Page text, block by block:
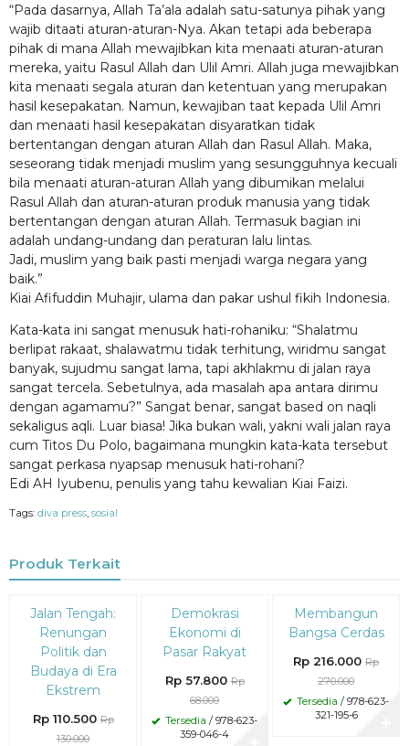
“Pada dasarnya, Allah Ta’ala adalah satu-satunya pihak yang
wajib ditaati aturan-aturan-Nya. Akan tetapi ada beberapa
pihak di mana Allah mewajibkan kita menaati aturan-aturan
mereka, yaitu Rasul Allah dan Ulil Amri. Allah juga mewajibkan
kita menaati segala aturan dan ketentuan yang merupakan
hasil kesepakatan. Namun, kewajiban taat kepada Ulil Amri
dan menaati hasil kesepakatan disyaratkan tidak
bertentangan dengan aturan Allah dan Rasul Allah. Maka,
seseorang tidak menjadi muslim yang sesungguhnya kecuali
bila menaati aturan-aturan Allah yang dibumikan melalui
Rasul Allah dan aturan-aturan produk manusia yang tidak
bertentangan dengan aturan Allah. Termasuk bagian ini
adalah undang-undang dan peraturan lalu lintas.
Jadi, muslim yang baik pasti menjadi warga negara yang
baik.”
Kiai Afifuddin Muhajir, ulama dan pakar ushul fikih Indonesia.
Kata-kata ini sangat menusuk hati-rohaniku: “Shalatmu
berlipat rakaat, shalawatmu tidak terhitung, wiridmu sangat
banyak, sujudmu sangat lama, tapi akhlakmu di jalan raya
sangat tercela. Sebetulnya, ada masalah apa antara dirimu
dengan agamamu?” Sangat benar, sangat based on naqli
sekaligus aqli. Luar biasa! Jika bukan wali, yakni wali jalan raya
cum Titos Du Polo, bagaimana mungkin kata-kata tersebut
sangat perkasa nyapsap menusuk hati-rohani?
Edi AH Iyubenu, penulis yang tahu kewalian Kiai Faizi.
Tags: diva press sosial
Produk Terkait
Diskon
15%
Jalan Tengah:
Renungan
Politik dan
Budaya di Era
Ekstrem
Rp 110.500 Rp
130.000
Diskon
15%Demokrasi
Ekonomi di
Pasar Rakyat
Rp 57.800 Rp
68.000
Tersedia / 978-623-
359-046-4
Diskon
20%
Membangun
Bangsa Cerdas
Rp 216.000 Rp
270.000
Tersedia / 978-623-
321-195-6